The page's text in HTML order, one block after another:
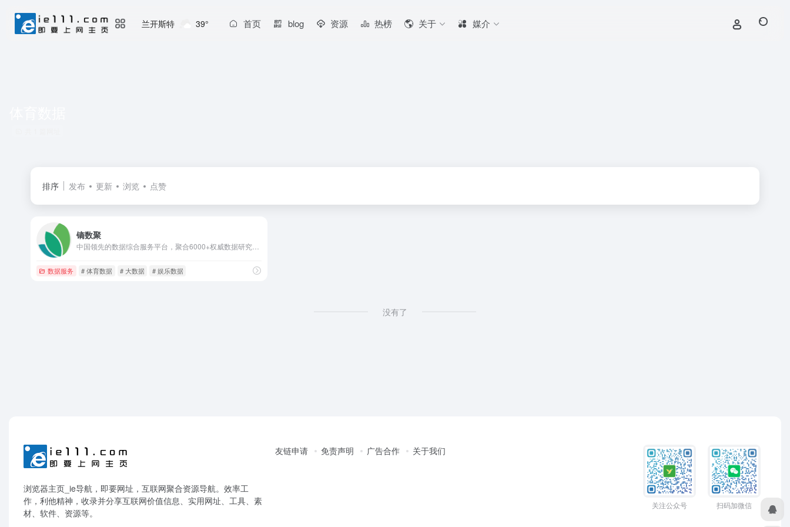
兰开斯特 39° 首页 blog 资源 热榜 关于 媒介
排序 发布 更新 浏览 点赞
镝数聚
数据服务 # 体育数据 # 大数据 # 娱乐数据
没有了
浏览器主页_ie导航，即要网址，互联网聚合资源导航。效率工
作，利他精神，收录并分享互联网价值信息、实用网址、工具、素
材、软件、资源等。
友链申请 免责声明 广告合作 关于我们
关注公众号 扫码加微信